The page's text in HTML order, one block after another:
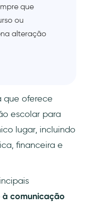
que
ou
alteração
que oferece
escolar para
lugar, incluindo
financeira e
comunicação